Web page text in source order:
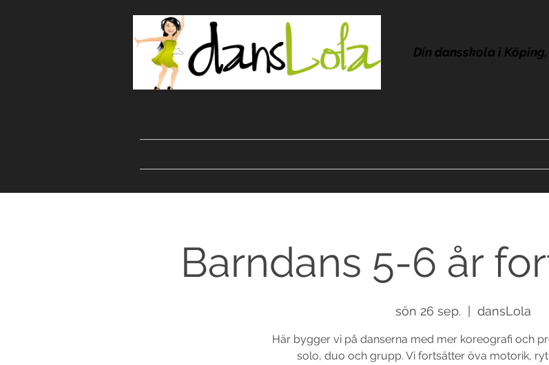
Din dansskola i
Barndans 5-6 år
sön 26 sep.
  |
dansLola
Här bygger vi på danserna med mer koreografi och
solo, duo och grupp. Vi fortsätter öva motorik,